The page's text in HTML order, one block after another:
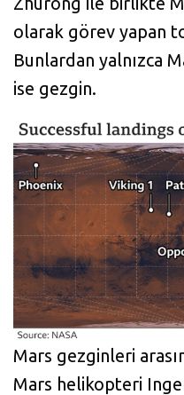
olarak görev yapan
Bunlardan yalnızca
ise gezgin.
Mars gezginleri
Mars helikopteri